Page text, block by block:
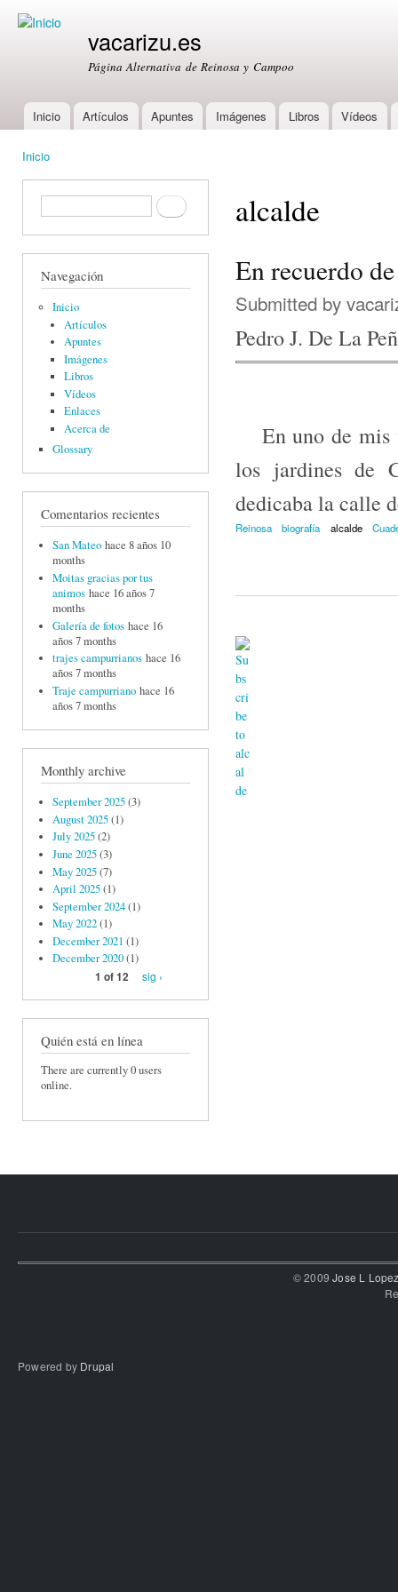
vacarizu.es
Página Alternativa de Reinosa y Campoo
Main menu
Inicio Artículos Apuntes Imágenes Libros Vídeos
Inicio
Formulario de búsquedaBuscar
Navegación
Inicio
Artículos
Apuntes
Imágenes
Libros
Vídeos
Enlaces
Acerca de
Glossary
Comentarios recientes
San Mateo hace 8 años 10
months
Moitas gracias por tus
animos hace 16 años 7
months
Galería de fotos hace 16
años 7 months
trajes campurrianos hace 16
años 7 months
Traje campurriano hace 16
años 7 months
Monthly archive
September 2025(3)
August 2025(1)
July 2025(2)
June 2025(3)
May 2025(7)
April 2025(1)
September 2024(1)
May 2022(1)
December 2021 (1)
December 2020(1)
1 of 12
sig ›
Quién está en línea
There are currently 0 users
online.
alcalde
En recuerdo
Submitted by
Pedro J. De La
En uno de mis
los jardines de
dedicaba la calle
Reinosa biografía alcalde
© 2009Jose L
Powered by Drupal